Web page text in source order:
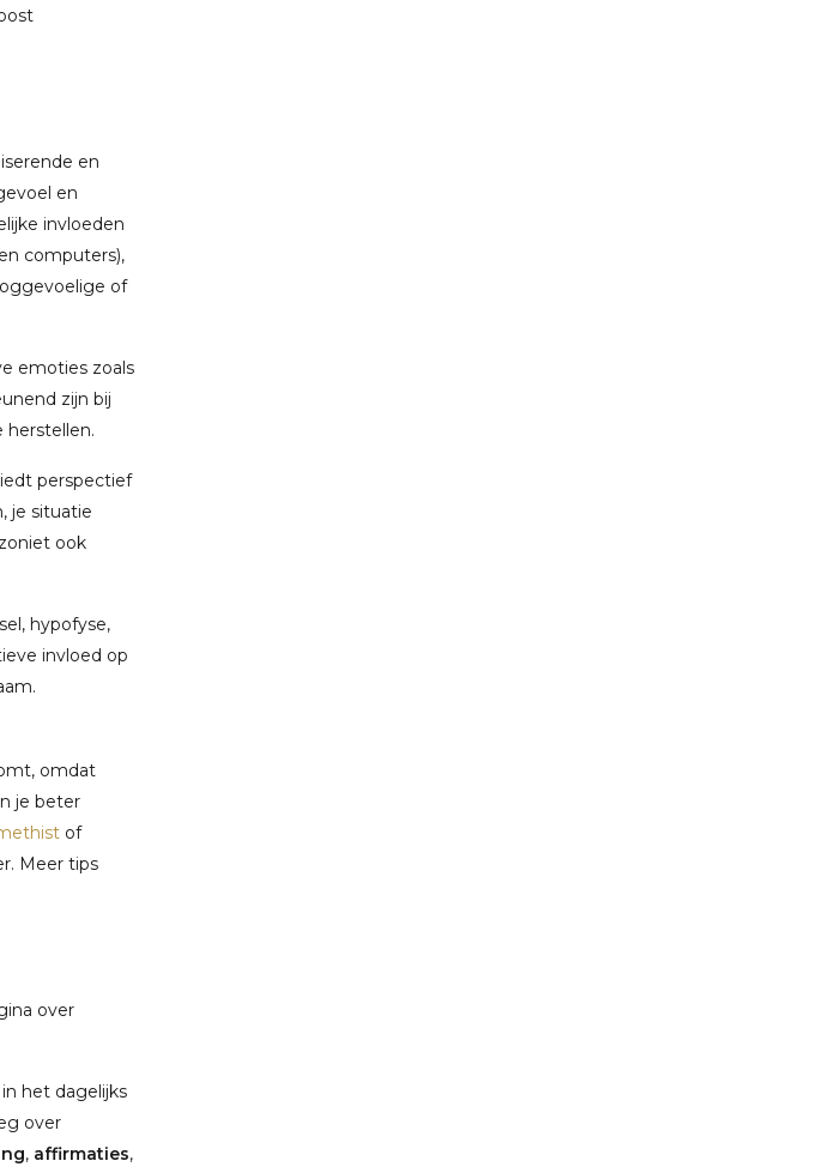
en
en
invloeden
computers),
of
emoties zoals
zijn bij
herstellen.
perspectief
je situatie
ook
hypofyse,
invloed op
omdat
je beter
of
Meer tips
over
het dagelijks
over
, affirmaties,